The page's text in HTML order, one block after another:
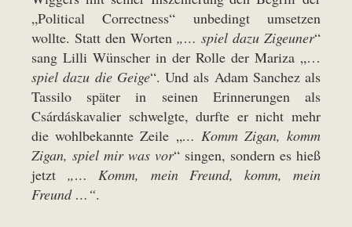
„Political Correctness“ unbedingt umsetzen
wollte. Statt den Worten „… spiel dazu Zigeuner“
sang Lilli Wünscher in der Rolle der Mariza „…
spiel dazu die Geige“. Und als Adam Sanchez als
Tassilo später in seinen Erinnerungen als
Csárdáskavalier schwelgte, durfte er nicht mehr
die wohlbekannte Zeile „… Komm Zigan, komm
Zigan, spiel mir was vor“ singen, sondern es hieß
jetzt „… Komm, mein Freund, komm, mein
Freund …“.